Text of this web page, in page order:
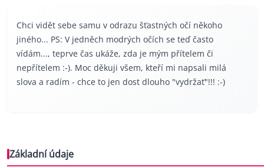
Chci vidět sebe samu v odrazu šťastných očí někoho
jiného... PS: V jedněch modrých očích se teď často
vídám..., teprve čas ukáže, zda je mým přítelem či
nepřítelem :-). Moc děkuji všem, kteří mi napsali milá
slova a radím - chce to jen dost dlouho "vydržať"!!! :-)
Základní údaje